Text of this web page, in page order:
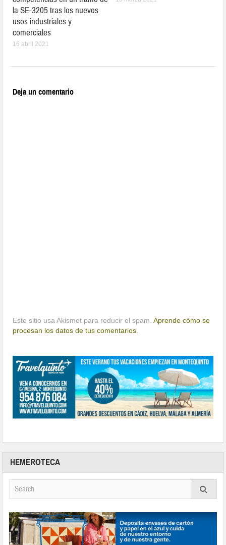
la SE-3205 tras los nuevos
usos industriales y
comerciales
16 abril 2021
Deja un comentario
Este sitio usa Akismet para reducir el spam.Aprende cómo se
procesan los datos de tus comentarios.
HEMEROTECA